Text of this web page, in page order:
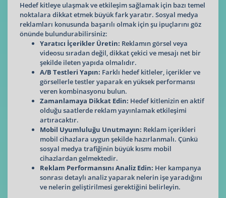
Hedef kitleye ulaşmak ve etkileşim sağlamak için bazı temel
noktalara dikkat etmek büyük fark yaratır. Sosyal medya
reklamları konusunda başarılı olmak için şu ipuçlarını göz
önünde bulundurabilirsiniz:
Yaratıcı İçerikler Üretin: Reklamın görsel veya
videosu sıradan değil, dikkat çekici ve mesajı net bir
şekilde ileten yapıda olmalıdır.
A/B Testleri Yapın: Farklı hedef kitleler, içerikler ve
görsellerle testler yaparak en yüksek performansı
veren kombinasyonu bulun.
Zamanlamaya Dikkat Edin: Hedef kitlenizin en aktif
olduğu saatlerde reklam yayınlamak etkileşimi
artıracaktır.
Mobil Uyumluluğu Unutmayın: Reklam içerikleri
mobil cihazlara uygun şekilde hazırlanmalı. Çünkü
sosyal medya trafiğinin büyük kısmı mobil
cihazlardan gelmektedir.
Reklam Performansını Analiz Edin: Her kampanya
sonrası detaylı analiz yaparak nelerin işe yaradığını
ve nelerin geliştirilmesi gerektiğini belirleyin.